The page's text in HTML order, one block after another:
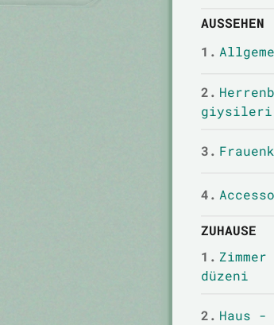
AUSSEHEN
1.
2.
giysileri
3.
4.
ZUHAUSE
1.
düzeni
2. Haus -